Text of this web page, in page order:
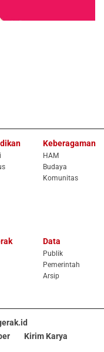
Keberagaman
HAM
Budaya
Komunitas
Data
Publik
Pemerintah
Arsip
Kirim Karya